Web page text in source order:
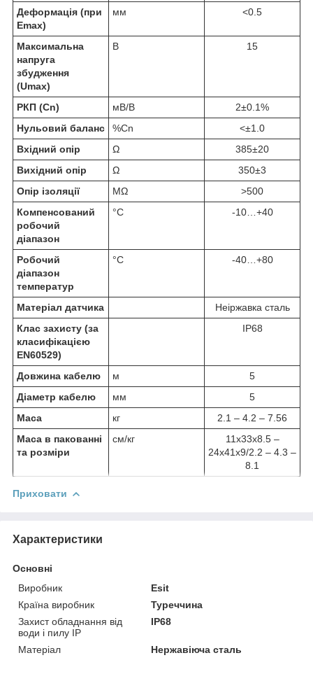
Деформація (при
Emax)
мм <0.5
Максимальна
напруга
збудження
(Umax)
В 15
РКП (Cn) мВ/В
2±0.1%
Нульовий баланс
%Cn
<±1.0
Вхідний опір
Ω
385±20
Вихідний опір
Ω
350±3
Опір ізоляції
МΩ
>500
Компенсований
робочий
діапазон
°C -10…+40
Робочий
діапазон
температур
°C -40…+80
Матеріал датчика
Неіржавка сталь
Клас захисту (за
класифікацією
EN60529)
IP68
Довжина кабелю м
5
Діаметр кабелю
мм
5
Маса
кг
2.1 – 4.2 – 7.56
Маса в пакованні
та розміри
см/кг
11х33х8.5 –
24х41х9/2.2 – 4.3 –
8.1
Приховати
Характеристики
Основні
Виробник
Esit
Країна виробник
Туреччина
Захист обладнання від
води і пилу IP
IP68
Матеріал Нержавіюча сталь